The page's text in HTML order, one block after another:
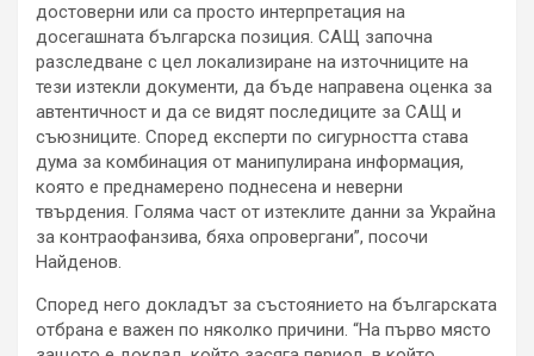
достоверни или са просто интерпретация на
досегашната българска позиция. САЩ започна
разследване с цел локализиране на източниците на
тези изтекли документи, да бъде направена оценка за
автентичност и да се видят последиците за САЩ и
съюзниците. Според експерти по сигурността става
дума за комбинация от манипулирана информация,
която е преднамерено поднесена и неверни
твърдения. Голяма част от изтеклите данни за Украйна
за контраофанзива, бяха опровергани”, посочи
Найденов.
Според него докладът за състоянието на българската
отбрана е важен по няколко причини. “На първо място